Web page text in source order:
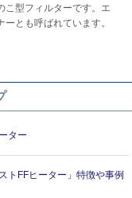
こ型フィルターです。エ
ーとも呼ばれています。
ター
トFFヒーター」特徴や事例